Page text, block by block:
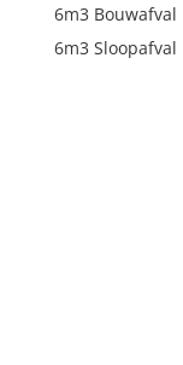
6m3 Bouwafval
6m3 Sloopafval